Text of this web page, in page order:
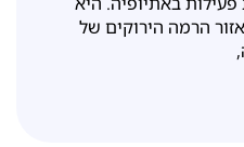
הרמה הירוקים של